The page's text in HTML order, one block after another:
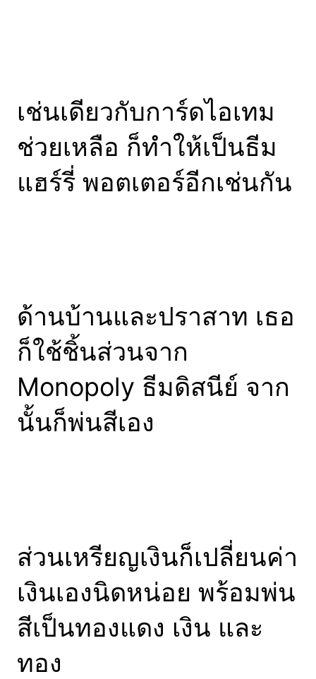
เช่นเดียวกับการ์ดไอเทม
ช่วยเหลือ ก็ทำให้เป็นธีม
แฮร์รี่ พอตเตอร์อีกเช่นกัน
ด้านบ้านและปราสาท เธอ
ก็ใช้ชิ้นส่วนจาก
Monopoly ธีมดิสนีย์ จาก
นั้นก็พ่นสีเอง
ส่วนเหรียญเงินก็เปลี่ยนค่า
เงินเองนิดหน่อย พร้อมพ่น
สีเป็นทองแดง เงิน และ
ทอง